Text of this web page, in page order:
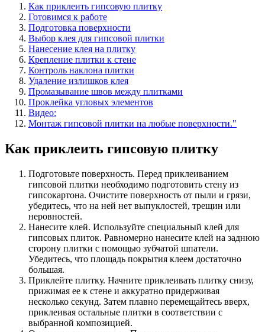
Как приклеить гипсовую плитку
Готовимся к работе
Подготовка поверхности
Выбор клея для гипсовой плитки
Нанесение клея на плитку
Крепление плитки к стене
Контроль наклона плитки
Удаление излишков клея
Промазывание швов между плитками
Проклейка угловых элементов
Видео:
Монтаж гипсовой плитки на любые поверхности."
Как приклеить гипсовую плитку
Подготовьте поверхность. Перед приклеиванием
гипсовой плитки необходимо подготовить стену из
гипсокартона. Очистите поверхность от пыли и грязи,
убедитесь, что на ней нет выпуклостей, трещин или
неровностей.
Нанесите клей. Используйте специальный клей для
гипсовых плиток. Равномерно нанесите клей на заднюю
сторону плитки с помощью зубчатой шпатели.
Убедитесь, что площадь покрытия клеем достаточно
большая.
Приклейте плитку. Начните приклеивать плитку снизу,
прижимая ее к стене и аккуратно придерживая
несколько секунд. Затем плавно перемещайтесь вверх,
приклеивая остальные плитки в соответствии с
выбранной композицией.